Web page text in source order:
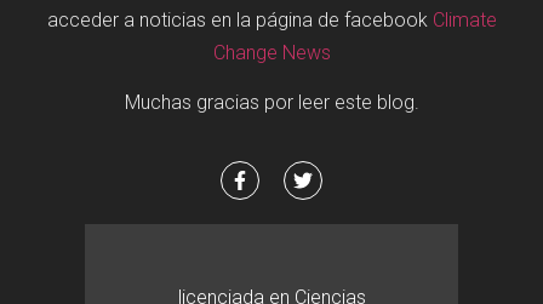
acceder a noticias en la página de facebook Climate
Change News
Muchas gracias por leer este blog.
licenciada en Ciencias